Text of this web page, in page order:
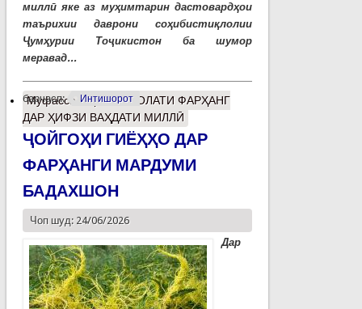
миллӣ яке аз муҳимтарин дастовардҳои
таърихии даврони соҳибистиқлолии
Ҷумҳурии Тоҷикистон ба шумор
меравад...
барчасп: Интишорот
Муфассалтаро РИСОЛАТИ ФАРҲАНГ
ДАР ҲИФЗИ ВАҲДАТИ МИЛЛӢ
ҶОЙГОҲИ ГИЁҲҲО ДАР
ФАРҲАНГИ МАРДУМИ
БАДАХШОН
Чоп шуд: 24/06/2026
Дар